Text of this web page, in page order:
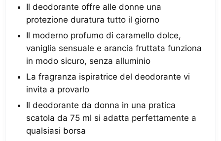
Il deodorante offre alle donne una
protezione duratura tutto il giorno
Il moderno profumo di caramello dolce,
vaniglia sensuale e arancia fruttata funziona
in modo sicuro, senza alluminio
La fragranza ispiratrice del deodorante vi
invita a provarlo
Il deodorante da donna in una pratica
scatola da 75 ml si adatta perfettamente a
qualsiasi borsa